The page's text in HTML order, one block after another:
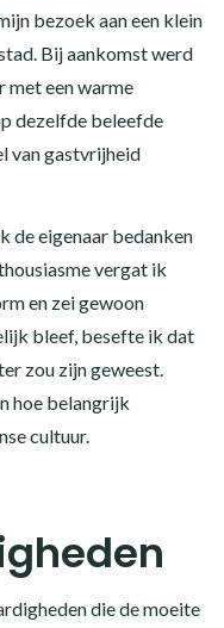
bezoek aan een klein
Bij aankomst werd
met een warme
dezelfde beleefde
van gastvrijheid
de eigenaar bedanken
vergat ik
en zei gewoon
bleef, besefte ik dat
zou zijn geweest.
hoe belangrijk
cultuur.
die de moeite